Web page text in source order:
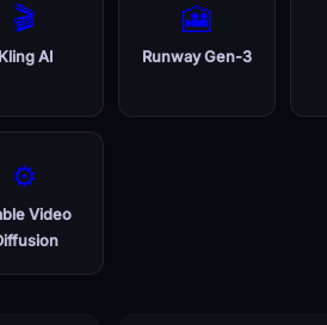
🎬
Kling AI
🎦
Runway Gen-3
⚙️
Video